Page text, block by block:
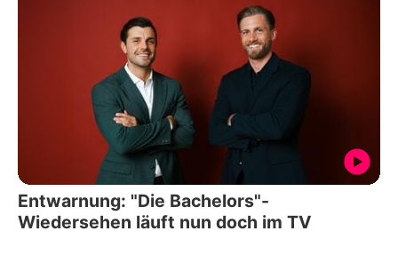
Entwarnung: "Die Bachelors"-
Wiedersehen läuft nun doch im TV